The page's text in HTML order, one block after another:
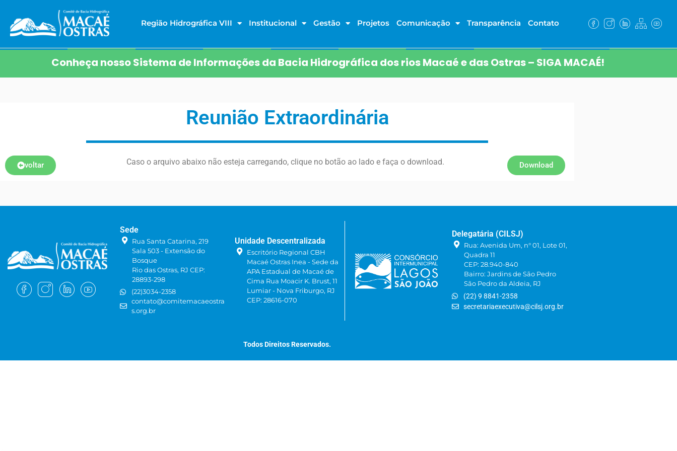
Região Hidrográfica VIII Institucional Gestão Projetos Comunicação Transparência Contato
Conheça nosso Sistema de Informações da Bacia Hidrográfica dos rios Macaé e das Ostras – SIGA MACAÉ!
Reunião Extraordinária
voltar Caso o arquivo abaixo não esteja carregando, clique no botão ao lado e faça o download. Download
Sede
Rua Santa Catarina, 219
Sala 503 - Extensão do
Bosque
Rio das Ostras, RJ CEP:
28893-298
(22)3034-2358
contato@comitemacaeostra
s.org.br
Unidade Descentralizada
Escritório Regional CBH
Macaé Ostras Inea - Sede da
APA Estadual de Macaé de
Cima Rua Moacir K. Brust, 11
Lumiar - Nova Friburgo, RJ
CEP: 28616-070
Delegatária (CILSJ)
Rua: Avenida Um, n° 01, Lote 01,
Quadra 11
CEP: 28.940-840
Bairro: Jardins de São Pedro
São Pedro da Aldeia, RJ
(22) 9 8841-2358
secretariaexecutiva@cilsj.org.br
Todos Direitos Reservados.